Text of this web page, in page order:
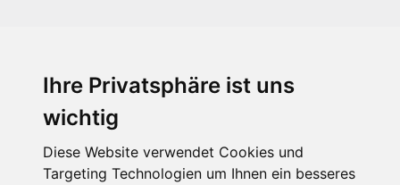
Ihre Privatsphäre ist uns
wichtig
Diese Website verwendet Cookies und
Targeting Technologien um Ihnen ein besseres
KIRCHE IN NOT - Österreich
kin@kircheinnot.at